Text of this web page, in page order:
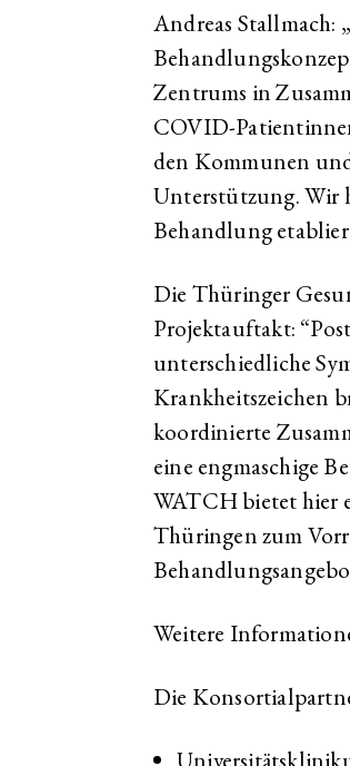
Andreas Stallmach:
Zentrums in
COVID-
den Kommunen
Unterstützung. Wir
Behandlung
Die Thüringer
Projektauftakt:
unterschiedliche
Krankheitszeichen
koordinierte
eine engmaschige
WATCH bietet hier
Thüringen zum
Weitere
Die